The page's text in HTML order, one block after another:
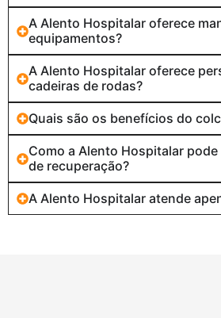
A Alento Hospitalar oferece
equipamentos?
A Alento Hospitalar oferece
cadeiras de rodas?
Quais são os benefícios do
Como a Alento Hospitalar
de recuperação?
A Alento Hospitalar atende